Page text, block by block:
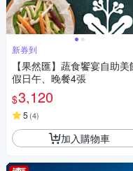
新券到
【果然匯】蔬食饗宴自助美
假日午、晚餐4張
$3,120
5 (4)
加入購物車